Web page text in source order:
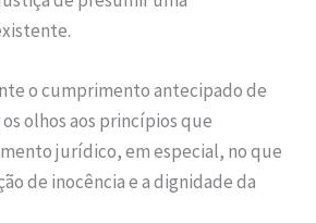
o cumprimento antecipado de
olhos aos princípios que
jurídico, em especial, no que
de inocência e a dignidade da